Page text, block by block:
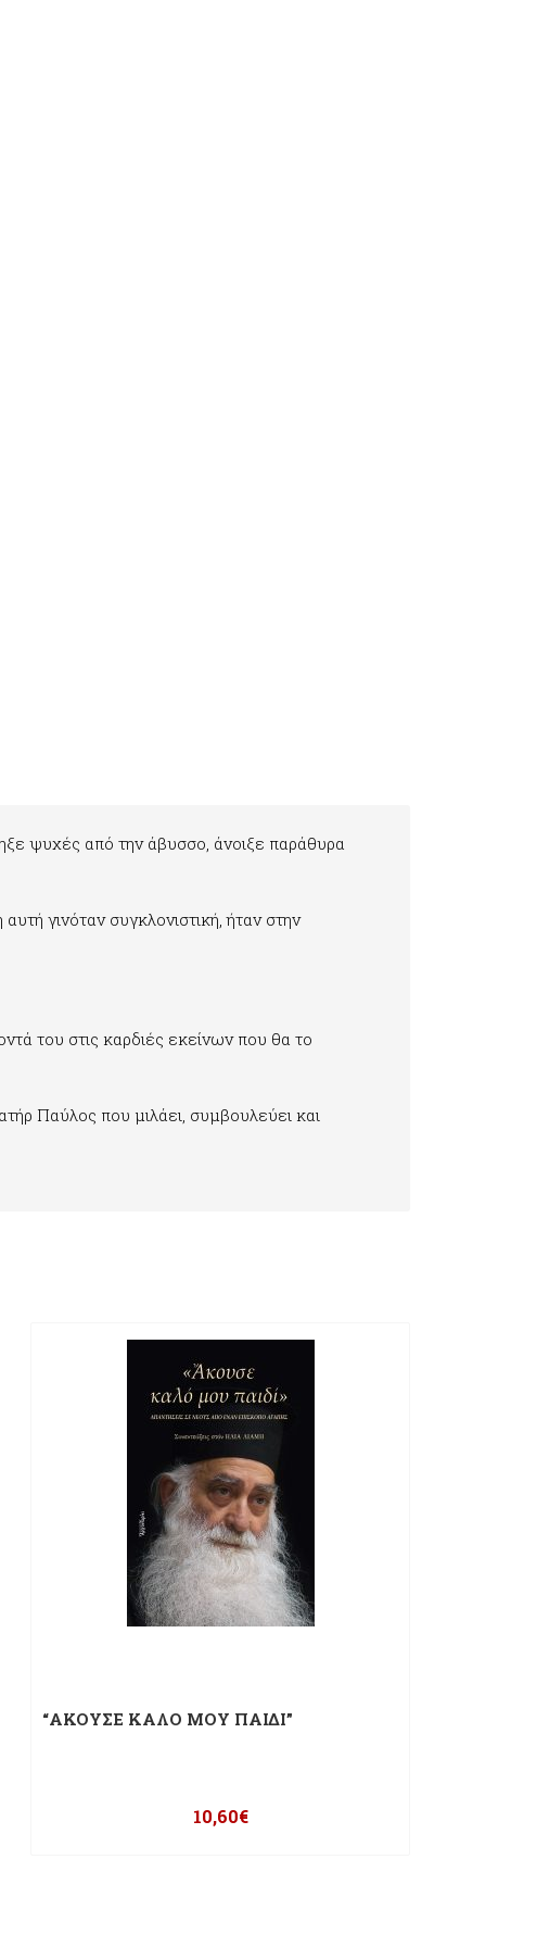
ψυχές από την άβυσσο, άνοιξε παράθυρα
γινόταν συγκλονιστική, ήταν στην
του στις καρδιές εκείνων που θα το
Παύλος που μιλάει, συμβουλεύει και
“ΑΚΟΥΣΕ ΚΑΛΟ ΜΟΥ ΠΑΙΔΙ”
10,60€